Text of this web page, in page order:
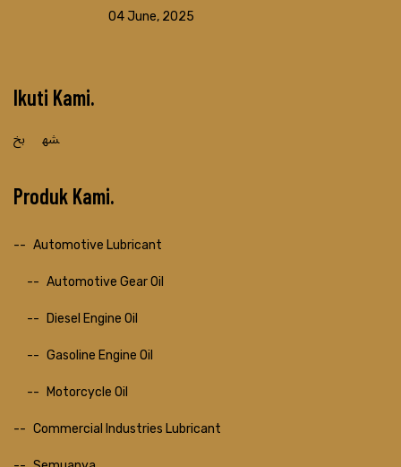
04 June, 2025
Ikuti Kami
Produk Kami
Automotive Lubricant
Automotive Gear Oil
Diesel Engine Oil
Gasoline Engine Oil
Motorcycle Oil
Commercial Industries Lubricant